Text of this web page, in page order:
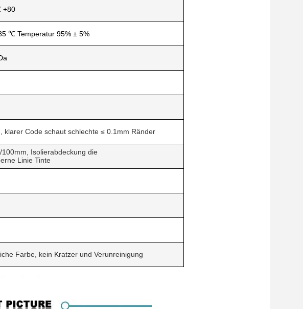
℃ Temperatur 95% ± 5%
klarer Code schaut schlechte ≤ 0.1mm Ränder
100mm, Isolierabdeckung die
Linie Tinte
Farbe, kein Kratzer und Verunreinigung